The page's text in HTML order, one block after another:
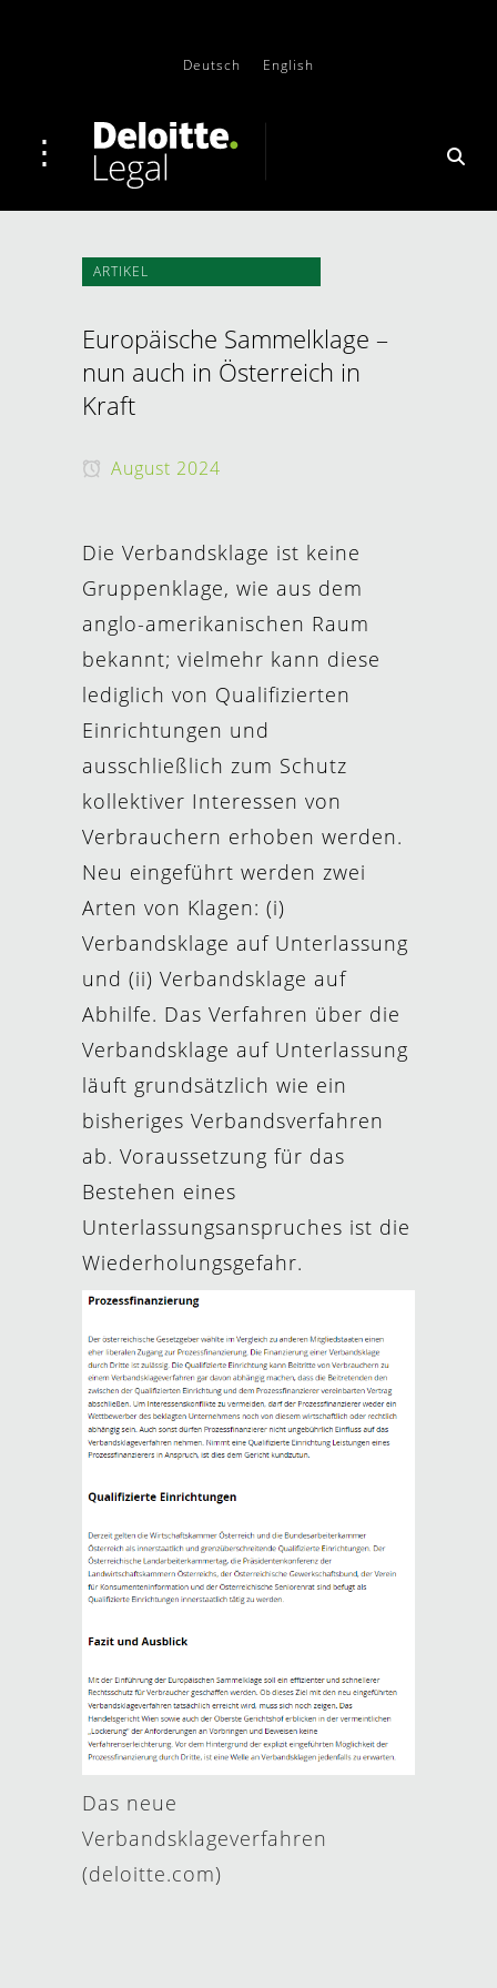
Deutsch English
ARTIKEL
Europäische Sammelklage –
nun auch in Österreich in
Kraft
August 2024
Die Verbandsklage ist keine
Gruppenklage, wie aus dem
anglo-amerikanischen Raum
bekannt; vielmehr kann diese
lediglich von Qualifizierten
Einrichtungen und
ausschließlich zum Schutz
kollektiver Interessen von
Verbrauchern erhoben werden.
Neu eingeführt werden zwei
Arten von Klagen: (i)
Verbandsklage auf Unterlassung
und (ii) Verbandsklage auf
Abhilfe. Das Verfahren über die
Verbandsklage auf Unterlassung
läuft grundsätzlich wie ein
bisheriges Verbandsverfahren
ab. Voraussetzung für das
Bestehen eines
Unterlassungsanspruches ist die
Wiederholungsgefahr.
Das neue
Verbandsklageverfahren
(deloitte.com)